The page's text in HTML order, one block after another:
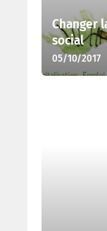
Changer
social
05/10/2017